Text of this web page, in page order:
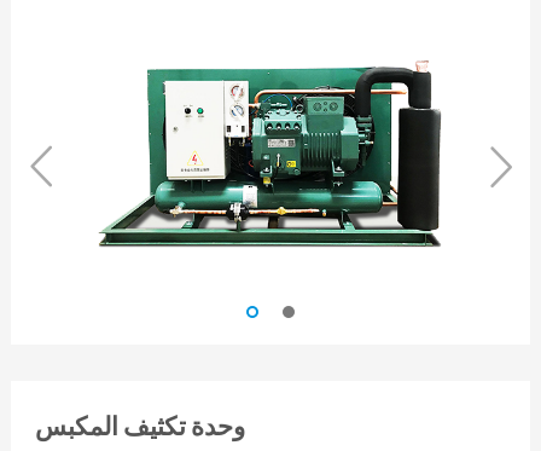
 
وحدة تكثيف المكبس